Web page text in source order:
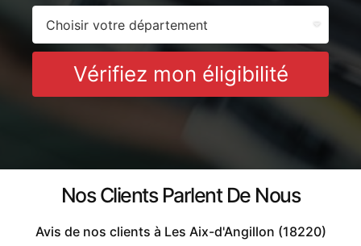
Vérifiez mon éligibilité
Nos Clients Parlent De Nous
Avis de nos clients à Les Aix-d'Angillon (18220)